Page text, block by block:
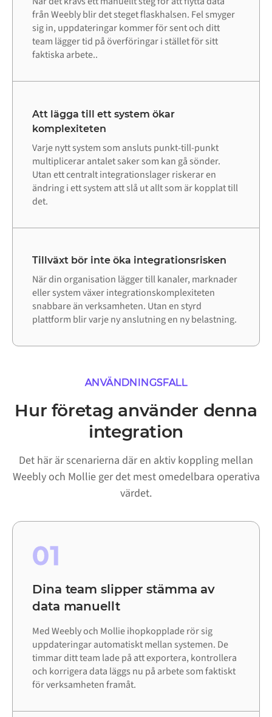
från Weebly blir det steget flaskhalsen. Fel smyger
sig in, uppdateringar kommer för sent och ditt
team lägger tid på överföringar i stället för sitt
faktiska arbete..
Att lägga till ett system ökar
komplexiteten
Varje nytt system som ansluts punkt-till-punkt
multiplicerar antalet saker som kan gå sönder.
Utan ett centralt integrationslager riskerar en
ändring i ett system att slå ut allt som är kopplat till
det.
Tillväxt bör inte öka integrationsrisken
När din organisation lägger till kanaler, marknader
eller system växer integrationskomplexiteten
snabbare än verksamheten. Utan en styrd
plattform blir varje ny anslutning en ny belastning.
ANVÄNDNINGSFALL
Hur företag använder denna
integration
Det här är scenarierna där en aktiv koppling mellan
Weebly och Mollie ger det mest omedelbara operativa
värdet.
01
Dina team slipper stämma av
data manuellt
Med Weebly och Mollie ihopkopplade rör sig
uppdateringar automatiskt mellan systemen. De
timmar ditt team lade på att exportera, kontrollera
och korrigera data läggs nu på arbete som faktiskt
för verksamheten framåt.